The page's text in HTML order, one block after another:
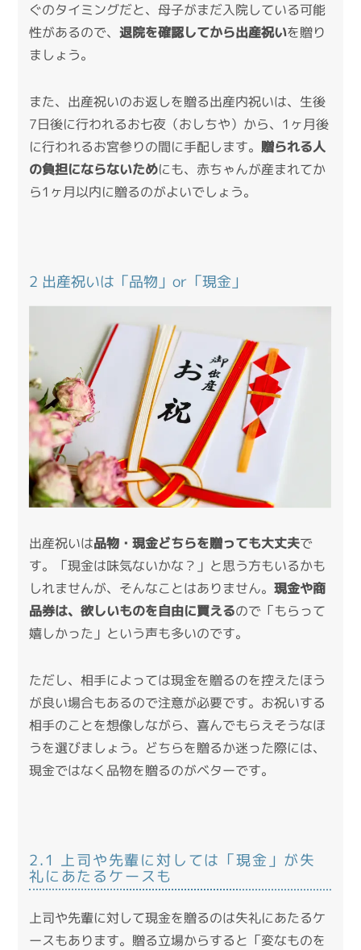
ぐのタイミングだと、母子がまだ入院している可能
性があるので、退院を確認してから出産祝いを贈り
ましょう。
また、出産祝いのお返しを贈る出産内祝いは、生後
7日後に行われるお七夜（おしちや）から、1ヶ月後
に行われるお宮参りの間に手配します。贈られる人
の負担にならないためにも、赤ちゃんが産まれてか
ら1ヶ月以内に贈るのがよいでしょう。
2 出産祝いは「品物」or「現金」
出産祝いは品物・現金どちらを贈っても大丈夫で
す。「現金は味気ないかな？」と思う方もいるかも
しれませんが、そんなことはありません。現金や商
品券は、欲しいものを自由に買えるので「もらって
嬉しかった」という声も多いのです。
ただし、相手によっては現金を贈るのを控えたほう
が良い場合もあるので注意が必要です。お祝いする
相手のことを想像しながら、喜んでもらえそうなほ
うを選びましょう。どちらを贈るか迷った際には、
現金ではなく品物を贈るのがベターです。
2.1 上司や先輩に対しては「現金」が失
礼にあたるケースも
上司や先輩に対して現金を贈るのは失礼にあたるケ
ースもあります。贈る立場からすると「変なものを